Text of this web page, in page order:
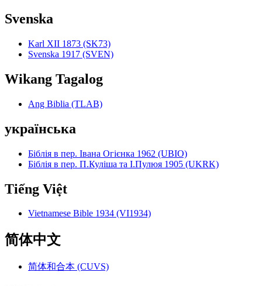
Svenska
Karl XII 1873 (SK73)
Svenska 1917 (SVEN)
Wikang Tagalog
Ang Biblia (TLAB)
українська
Біблія в пер. Івана Огієнка 1962 (UBIO)
Біблія в пер. П.Куліша та І.Пулюя 1905 (UKRK)
Tiếng Việt
Vietnamese Bible 1934 (VI1934)
简体中文
简体和合本 (CUVS)